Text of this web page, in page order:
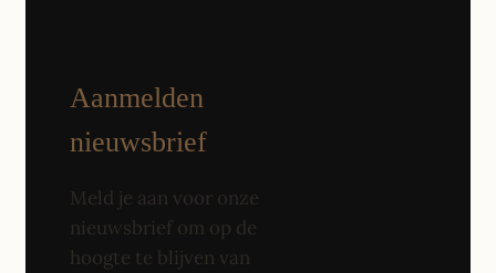
Aanmelden
nieuwsbrief
Meld je aan voor onze
nieuwsbrief om op de
hoogte te blijven van